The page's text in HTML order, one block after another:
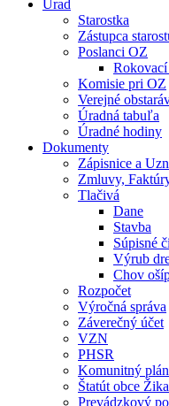
Úrad
Starostka
Zástupca
Poslanci OZ
Komisie pri OZ
Verejné
Úradná tabuľa
Úradné hodiny
Dokumenty
Zápisnice a
Zmluvy,
Tlačivá
Dane
Stavba
Súpisné
Výrub
Chov
Rozpočet
Výročná správa
Záverečný účet
VZN
PHSR
Komunitný
Štatút obce
Prevádzkový